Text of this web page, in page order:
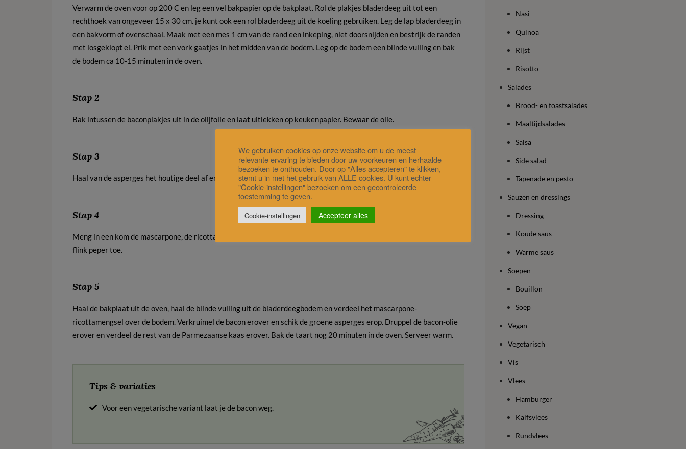
Verwarm de oven voor op 200 C en leg een vel bakpapier op de bakplaat. Rol de plakjes bladerdeeg uit tot een
rechthoek van ongeveer 15 x 30 cm. je kunt ook een rol bladerdeeg uit de koeling gebruiken. Leg de lap bladerdeeg in
een bakvorm of ovenschaal. Maak met een mes 1 cm van de rand een inkeping, niet doorsnijden en bestrijk de randen
met losgeklopt ei. Prik met een vork gaatjes in het midden van de bodem. Leg op de bodem een blinde vulling en bak
de bodem ca 10-15 minuten in de oven.
Stap 2
Bak intussen de baconplakjes uit in de olijfolie en laat uitlekken op keukenpapier. Bewaar de olie.
Stap 3
Haal van de asperges het houtige deel af en stoom ze ca 5 minuten.
Stap 4
Meng in een kom de mascarpone, de ricotta, citroenschil, kruiden en de helft van de Parmezaanse kaas. Voeg zout en
flink peper toe.
Stap 5
Haal de bakplaat uit de oven, haal de blinde vulling uit de bladerdeegbodem en verdeel het mascarpone-
ricottamengsel over de bodem. Verkruimel de bacon erover en schik de groene asperges erop. Druppel de bacon-olie
erover en verdeel de rest van de Parmezaanse kaas erover. Bak de taart nog 20 minuten in de oven. Serveer warm.
Tips & variaties
Voor een vegetarische variant laat je de bacon weg.
Nasi
Quinoa
Rijst
Risotto
Salades
Brood- en toastsalades
Maaltijdsalades
Salsa
Side salad
Tapenade en pesto
Sauzen en dressings
Dressing
Koude saus
Warme saus
Soepen
Bouillon
Soep
Vegan
Vegetarisch
Vis
Vlees
Hamburger
Kalfsvlees
Rundvlees
We gebruiken cookies op onze website om u de meest
relevante ervaring te bieden door uw voorkeuren en herhaalde
bezoeken te onthouden. Door op "Alles accepteren" te klikken,
stemt u in met het gebruik van ALLE cookies. U kunt echter
"Cookie-instellingen" bezoeken om een gecontroleerde
toestemming te geven.
Cookie-instellingen Accepteer alles